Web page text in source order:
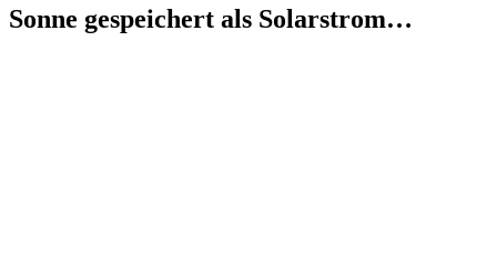
Sonne gespeichert als Solarstrom…